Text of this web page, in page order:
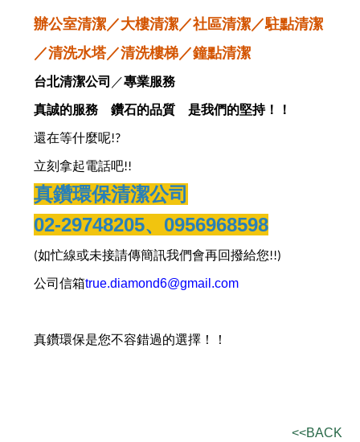
辦公室清潔／大樓清潔／社區清潔／駐點清潔
／清洗水塔／清洗樓梯／鐘點清潔
台北清潔公司 ／專業服務
真誠的服務 鑽石的品質 是我們的堅持！！
還在等什麼呢!?
立刻拿起電話吧!!
真鑽環保清潔公司
02-29748205、 0956968598
(如忙線或未接請傳簡訊我們會再回撥給您!!)
公司信箱true.diamond6@gmail.com
真鑽環保是您不容錯過的選擇！！
<<BACK